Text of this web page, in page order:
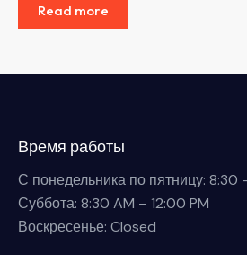
Read more
Время работы
С понедельника по пятницу: 8:30
Суббота: 8:30 AM – 12:00 PM
Воскресенье: Closed